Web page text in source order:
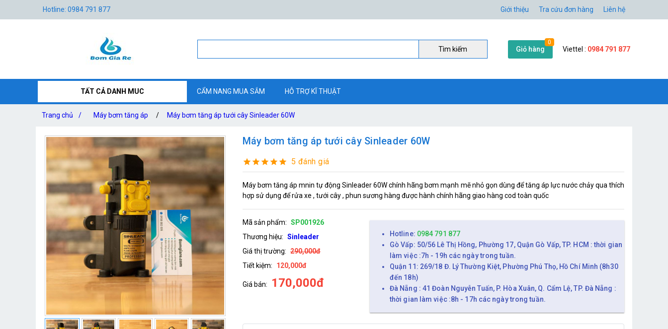
Hotline: 0984 791 877 Giới thiệu Tra cứu đơn hàng Liên hệ
Tìm kiếm Giỏ hàng
0
Viettel : 0984 791 877
TẤT CẢ DANH MUC CẨM NANG MUA SẮM HỖ TRỢ KĨ THUẬT
Trang chủ / Máy bơm tăng áp / Máy bơm tăng áp tưới cây Sinleader 60W
Máy bơm tăng áp tưới cây Sinleader 60W
5 đánh giá
Máy bơm tăng áp mnin tự động Sinleader 60W chính hãng bơm mạnh mẽ nhỏ gọn dùng để tăng áp lực nước chảy qua thích
hợp sử dụng để rửa xe , tưới cây , phun sương hàng được hành chính hãng giao hàng cod toàn quốc
Mã sản phẩm: SP001926
Thương hiệu: Sinleader
Giá thị trường: 290,000đ
Tiết kiệm:
120,000đ
Giá bán: 170,000đ
Hotline: 0984 791 877
Gò Vấp: 50/56 Lê Thị Hồng, Phường 17, Quận Gò Vấp, TP. HCM : thời gian
làm việc :7h - 19h các ngày trong tuần.
Quận 11: 269/18 Đ. Lý Thường Kiệt, Phường Phú Thọ, Hồ Chí Minh (8h30
đến 18h)
Đà Nẵng : 41 Đoàn Nguyễn Tuấn, P. Hòa Xuân, Q. Cẩm Lệ, TP. Đà Nẵng :
thời gian làm việc :8h - 17h các ngày trong tuần.